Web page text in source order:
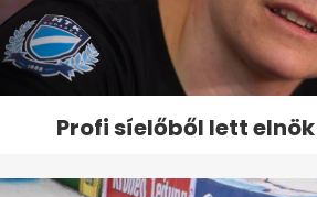
Profi síelőből lett